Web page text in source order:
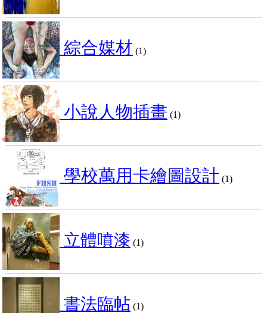
綜合媒材 (1)
小說人物插畫 (1)
學校萬用卡繪圖設計 (1)
立體噴漆 (1)
書法臨帖 (1)